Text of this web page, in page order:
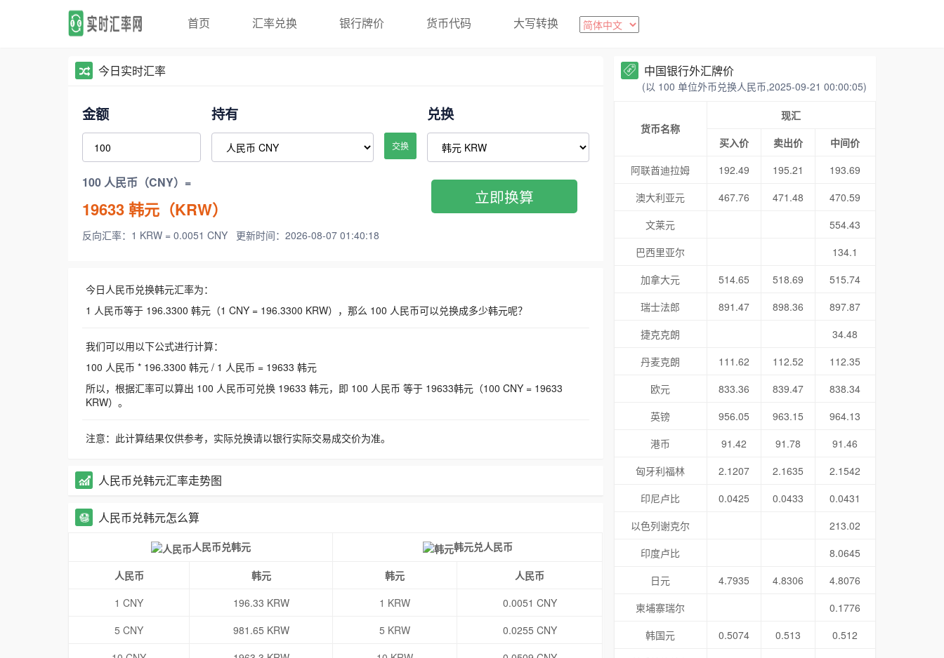
首页 汇率兑换 银行牌价 货币代码 大写转换
今日实时汇率
金额 持有
交换
兑换
100 人民币（CNY）=
19633韩元（KRW）
反向汇率：1 KRW = 0.0051 CNY 更新时间：2026-08-07 01:40:18
立即换算
今日人民币兑换韩元汇率为：
1 人民币等于 196.3300 韩元（1 CNY = 196.3300 KRW），那么 100 人民币可以兑换成多少韩元呢？
我们可以用以下公式进行计算：
100 人民币 * 196.3300 韩元 / 1 人民币 = 19633 韩元
所以，根据汇率可以算出 100 人民币可兑换 19633 韩元，即 100 人民币 等于 19633韩元（100 CNY = 19633
KRW）。
注意：此计算结果仅供参考，实际兑换请以银行实际交易成交价为准。
人民币兑韩元汇率走势图
人民币兑韩元怎么算
人民币兑韩元 韩元兑人民币
人民币 韩元 韩元
人民币
1 CNY
196.33 KRW 1 KRW
0.0051 CNY
5 CNY
981.65 KRW 5 KRW
0.0255 CNY
中国银行外汇牌价
(以 100 单位外币兑换人民币,2025-09-21 00:00:05)
货币名称
现汇
买入价
卖出价
中间价
阿联酋迪拉姆
192.49 195.21
193.69
澳大利亚元
467.76 471.48
470.59
文莱元
554.43
巴西里亚尔
134.1
加拿大元
514.65 518.69
515.74
瑞士法郎
891.47 898.36
897.87
捷克克朗
34.48
丹麦克朗
111.62 112.52
112.35
欧元
833.36 839.47
838.34
英镑
956.05 963.15
964.13
港币
91.42 91.78
91.46
匈牙利福林
2.1207 2.1635
2.1542
印尼卢比
0.0425 0.0433
0.0431
以色列谢克尔
213.02
印度卢比
8.0645
日元
4.7935 4.8306
4.8076
柬埔寨瑞尔
0.1776
韩国元
0.5074 0.513
0.512